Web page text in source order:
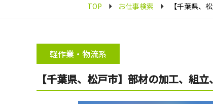
TOP お仕事検索 【千葉県、
軽作業・物流系
【千葉県、松戸市】部材の加工、組